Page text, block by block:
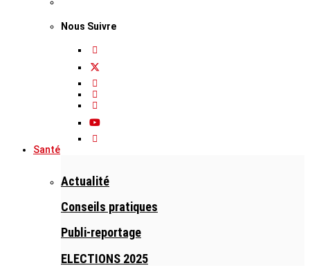
Nous Suivre
Santé
Actualité
Conseils pratiques
Publi-reportage
ELECTIONS 2025